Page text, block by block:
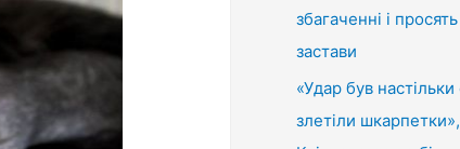
збагаченні і
застави
«Удар був
злетіли